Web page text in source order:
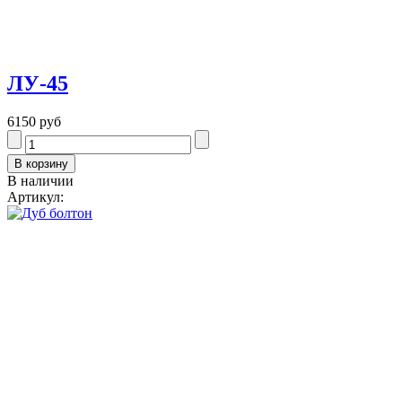
ЛУ-45
6150 руб
В наличии
Артикул: